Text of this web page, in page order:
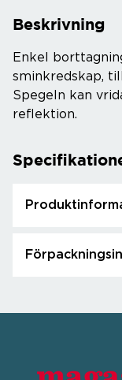
Beskrivning
Enkel
sminkredskap,
Spegeln kan
reflektion.